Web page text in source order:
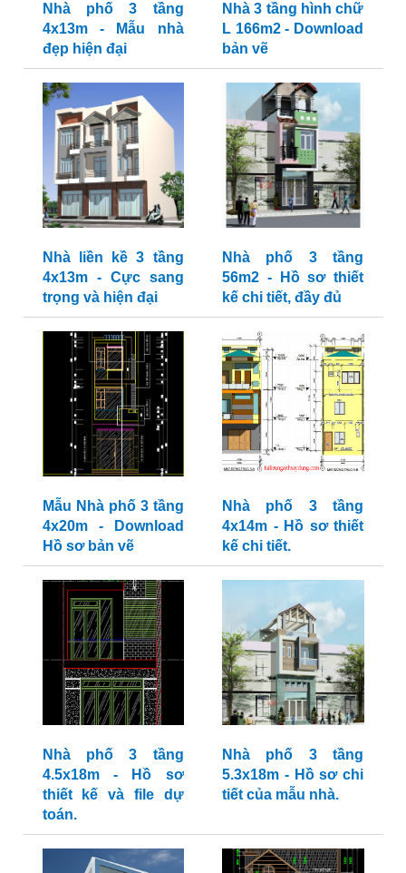
Nhà phố 3 tầng
4x13m - Mẫu nhà
đẹp hiện đại
Nhà 3 tầng hình chữ
L 166m2 - Download
bản vẽ
Nhà liền kề 3 tầng
4x13m - Cực sang
trọng và hiện đại
Nhà phố 3 tầng
56m2 - Hồ sơ thiết
kế chi tiết, đầy đủ
Mẫu Nhà phố 3 tầng
4x20m - Download
Hồ sơ bản vẽ
Nhà phố 3 tầng
4x14m - Hồ sơ thiết
kế chi tiết.
Nhà phố 3 tầng
4.5x18m - Hồ sơ
thiết kế và file dự
toán.
Nhà phố 3 tầng
5.3x18m - Hồ sơ chi
tiết của mẫu nhà.